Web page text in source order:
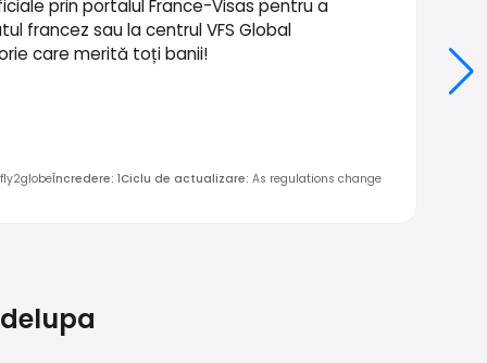
prin portalul France-Visas pentru a
francez sau la centrul VFS Global
care merită toți banii!
fly2globeÎncredere: 1Ciclu de actualizare: As regulations change